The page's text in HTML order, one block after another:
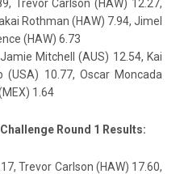
Trevor Carlson (HAW) 12.27,
Rothman (HAW) 7.94, Jimel
(HAW) 6.73
Mitchell (AUS) 12.54, Kai
(USA) 10.77, Oscar Moncada
1.64
Round 1 Results:
Trevor Carlson (HAW) 17.60,